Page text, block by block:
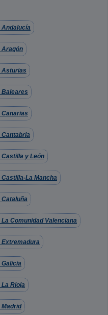
Andalucía
Aragón
Asturias
Baleares
Canarias
Cantabria
Castilla y León
Castilla-La Mancha
Cataluña
La Comunidad Valenciana
Extremadura
Galicia
La Rioja
Madrid